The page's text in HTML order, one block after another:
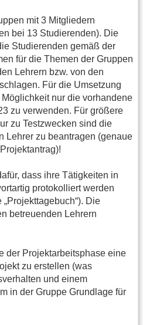
mit 3 Mitgliedern
bei 13 Studierenden). Die
Studierenden gemäß der
für die Themen der Gruppen
Lehrern bzw. von den
Für die Umsetzung
nur die vorhandene
zu verwenden. Für größere
zu Testzwecken sind die
Lehrer zu beantragen (genaue
dass ihre Tätigkeiten in
protokolliert werden
Die
betreuenden Lehrern
der Projektarbeitsphase eine
zu erstellen (was
und einem
in der Gruppe Grundlage für